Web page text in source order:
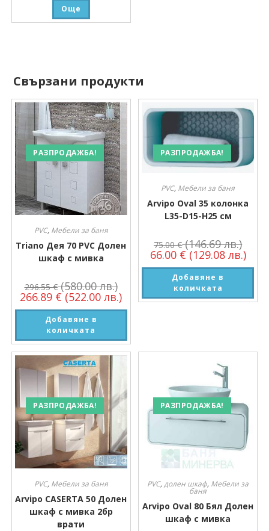
Още
Свързани продукти
РАЗПРОДАЖБА!
PVC, Мебели за баня
Triano Дея 70 PVC Долен
шкаф с мивка
296.55€ (580.00 лв.)
266.89 € (522.00 лв.)
Добавяне в
количката
РАЗПРОДАЖБА!
PVC, Мебели за баня
Arvipo Oval 35 колонка
L35-D15-H25 см
75.00€ (146.69 лв.)
66.00 € (129.08 лв.)
Добавяне в
количката
РАЗПРОДАЖБА!
PVC, Мебели за баня
Arvipo CASERTA 50 Долен
шкаф с мивка 2бр
врати
РАЗПРОДАЖБА!
PVC,долен шкаф, Мебели за
баня
Arvipo Oval 80 Бял Долен
шкаф с мивка